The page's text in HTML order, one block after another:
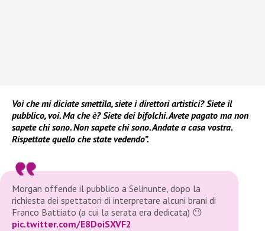
Voi che mi diciate smettila, siete i direttori artistici? Siete il
pubblico, voi. Ma che è? Siete dei bifolchi. Avete pagato ma non
sapete chi sono. Non sapete chi sono. Andate a casa vostra.
Rispettate quello che state vedendo”.
Morgan offende il pubblico a Selinunte, dopo la
richiesta dei spettatori di interpretare alcuni brani di
Franco Battiato (a cui la serata era dedicata) 😶
pic.twitter.com/E8DoiSXVF2